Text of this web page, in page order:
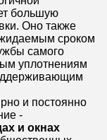
большую
Оно также
сроком
самого
уплотнениям
и постоянно
-
и окнах